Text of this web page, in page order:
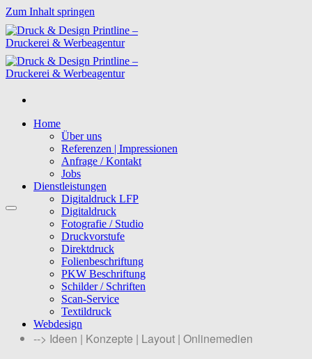
Zum Inhalt springen
Home
Über uns
Referenzen | Impressionen
Anfrage / Kontakt
Jobs
Dienstleistungen
Digitaldruck LFP
Digitaldruck
Fotografie / Studio
Druckvorstufe
Direktdruck
Folienbeschriftung
PKW Beschriftung
Schilder / Schriften
Scan-Service
Textildruck
Webdesign
--> Ideen | Konzepte | Layout | Onlinemedien